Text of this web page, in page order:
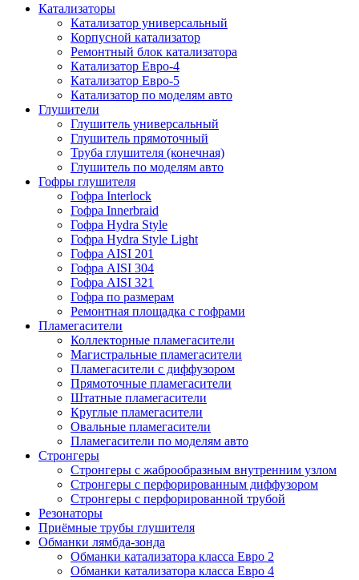
Катализаторы
Катализатор универсальный
Корпусной катализатор
Ремонтный блок катализатора
Катализатор Евро-4
Катализатор Евро-5
Катализатор по моделям авто
Глушители
Глушитель универсальный
Глушитель прямоточный
Труба глушителя (конечная)
Глушитель по моделям авто
Гофры глушителя
Гофра Interlock
Гофра Innerbraid
Гофра Hydra Style
Гофра Hydra Style Light
Гофра AISI 201
Гофра AISI 304
Гофра AISI 321
Гофра по размерам
Ремонтная площадка с гофрами
Пламегасители
Коллекторные пламегасители
Магистральные пламегасители
Пламегасители с диффузором
Прямоточные пламегасители
Штатные пламегасители
Круглые пламегасители
Овальные пламегасители
Пламегасители по моделям авто
Стронгеры
Стронгеры с жаброобразным внутренним узлом
Стронгеры с перфорированным диффузором
Стронгеры с перфорированной трубой
Резонаторы
Приёмные трубы глушителя
Обманки лямбда-зонда
Обманки катализатора класса Евро 2
Обманки катализатора класса Евро 4